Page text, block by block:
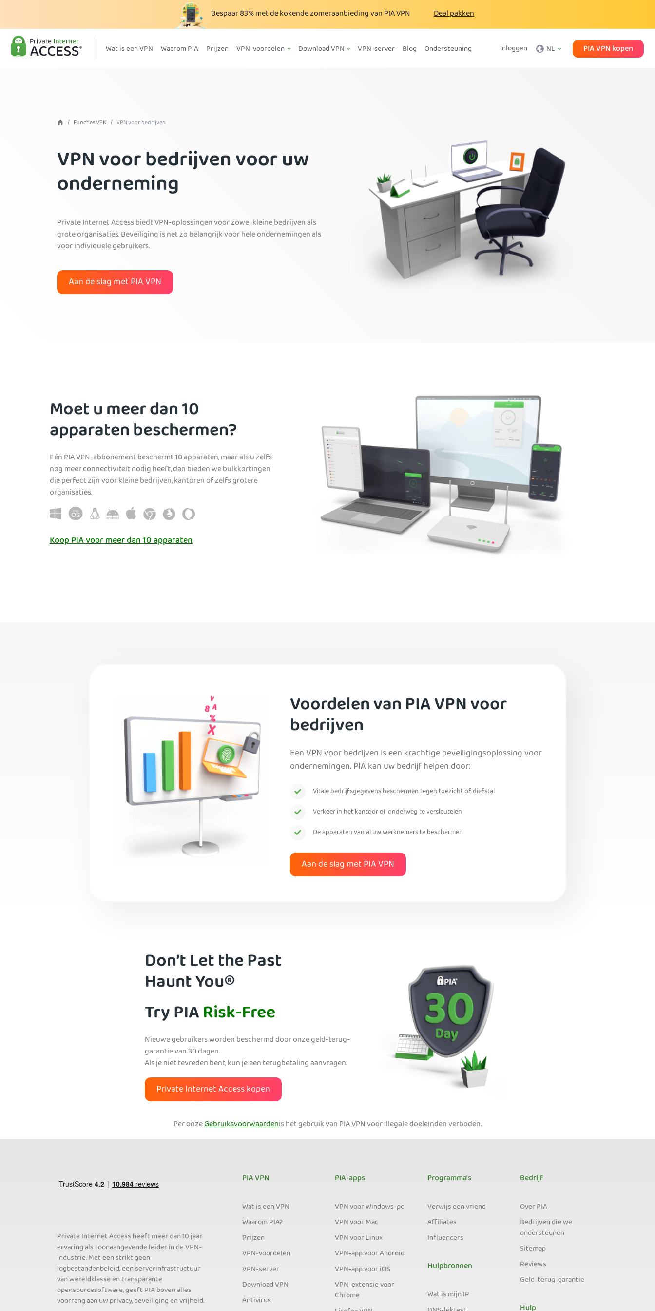
Bespaar83%met de kokende zomeraanbieding van PIA VPN Deal pakken
Wat is een VPN Waarom PIA Prijzen VPN-voordelen Download VPN VPN-server Blog Ondersteuning Inloggen NL PIA VPN kopen
Functies VPN VPN voor bedrijven
VPN voor bedrijven voor uw
onderneming
Private Internet Access biedt VPN-oplossingen voor zowel kleine bedrijven als
grote organisaties. Beveiliging is net zo belangrijk voor hele ondernemingen als
voor individuele gebruikers.
Aan de slag met PIA VPN
Moet u meer dan 10
apparaten beschermen?
Eén PIA VPN-abbonement beschermt 10 apparaten, maar als u zelfs
nog meer connectiviteit nodig heeft, dan bieden we bulkkortingen
die perfect zijn voor kleine bedrijven, kantoren of zelfs grotere
organisaties.
Koop PIA voor meer dan 10 apparaten
Voordelen van PIA VPN voor
bedrijven
Een VPN voor bedrijven is een krachtige beveiligingsoplossing voor
ondernemingen. PIA kan uw bedrijf helpen door:
Vitale bedrijfsgegevens beschermen tegen toezicht of diefstal
Verkeer in het kantoor of onderweg te versleutelen
De apparaten van al uw werknemers te beschermen
Aan de slag met PIA VPN
Don’t Let the Past
Haunt You®
Try PIARisk-Free
Nieuwe gebruikers worden beschermd door onze geld-terug-
garantie van 30 dagen.
Als je niet tevreden bent, kun je een terugbetaling aanvragen.
Private Internet Access kopen
Per onzeGebruiksvoorwaardenis het gebruik van PIA VPN voor illegale doeleinden verboden.
Private Internet Access heeft meer dan 10 jaar
ervaring als toonaangevende leider in de VPN-
industrie. Met een strikt geen
logbestandenbeleid, een serverinfrastructuur
van wereldklasse en transparante
opensourcesoftware, geeft PIA boven alles
voorrang aan uw privacy, beveiliging en vrijheid.
PIA VPN
Wat is een VPN
Waarom PIA?
Prijzen
VPN-voordelen
VPN-server
Download VPN
Antivirus
PIA-apps
VPN voor Windows-pc
VPN voor Mac
VPN voor Linux
VPN-app voor Android
VPN-app voor iOS
VPN-extensie voor
Chrome
Programma's
Verwijs een vriend
Affiliates
Influencers
Hulpbronnen
Wat is mijn IP
Bedrijf
Over PIA
Bedrijven die we
ondersteunen
Sitemap
Reviews
Geld-terug-garantie